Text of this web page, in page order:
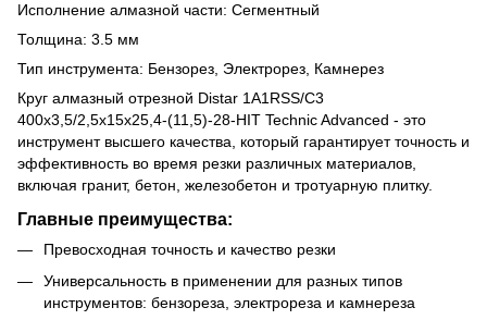
Исполнение алмазной части: Сегментный
Толщина: 3.5 мм
Тип инструмента: Бензорез, Электрорез, Камнерез
Круг алмазный отрезной Distar 1A1RSS/C3
400x3,5/2,5x15x25,4-(11,5)-28-HIT Technic Advanced - это
инструмент высшего качества, который гарантирует точность и
эффективность во время резки различных материалов,
включая гранит, бетон, железобетон и тротуарную плитку.
Главные преимущества:
Превосходная точность и качество резки
Универсальность в применении для разных типов
инструментов: бензореза, электрореза и камнереза